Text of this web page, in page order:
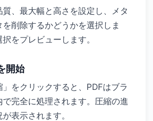
質、最大幅と高さを設定し、メタ
を削除するかどうかを選択しま
をプレビューします。
開始
」をクリックすると、PDFはブラ
で完全に処理されます。圧縮の進
表示されます。